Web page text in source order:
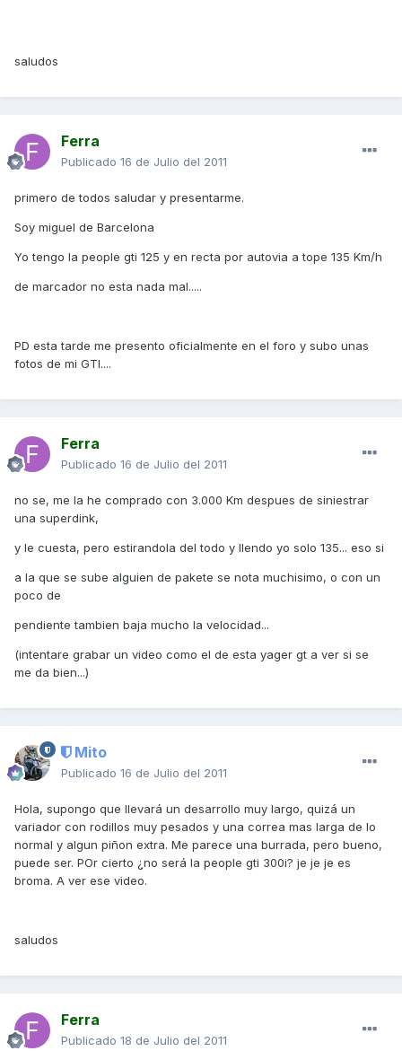
saludos
Ferra
Publicado 16 de Julio del 2011
primero de todos saludar y presentarme.
Soy miguel de Barcelona
Yo tengo la people gti 125 y en recta por autovia a tope 135 Km/h
de marcador no esta nada mal.....
PD esta tarde me presento oficialmente en el foro y subo unas
fotos de mi GTI....
Ferra
Publicado 16 de Julio del 2011
no se, me la he comprado con 3.000 Km despues de siniestrar
una superdink,
y le cuesta, pero estirandola del todo y llendo yo solo 135... eso si
a la que se sube alguien de pakete se nota muchisimo, o con un
poco de
pendiente tambien baja mucho la velocidad...
(intentare grabar un video como el de esta yager gt a ver si se
me da bien...)
Mito
Publicado 16 de Julio del 2011
Hola, supongo que llevará un desarrollo muy largo, quizá un
variador con rodillos muy pesados y una correa mas larga de lo
normal y algun piñon extra. Me parece una burrada, pero bueno,
puede ser. POr cierto ¿no será la people gti 300i? je je je es
broma. A ver ese video.
saludos
Ferra
Publicado 18 de Julio del 2011